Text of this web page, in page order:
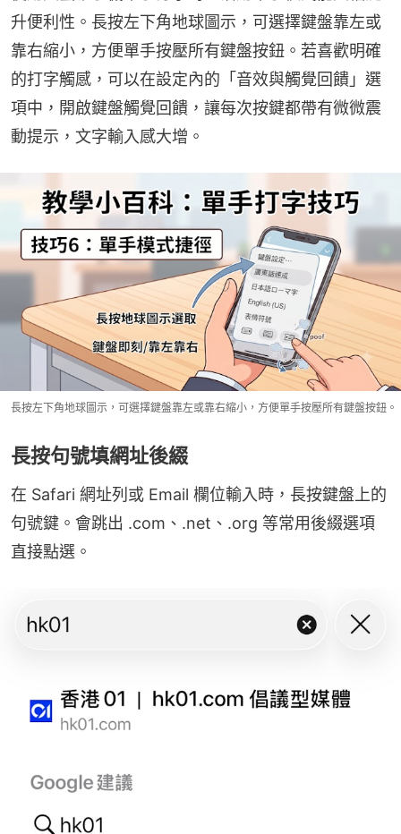
升便利性。長按左下角地球圖示，可選擇鍵盤靠左或
靠右縮小，方便單手按壓所有鍵盤按鈕。若喜歡明確
的打字觸感，可以在設定內的「音效與觸覺回饋」選
項中，開啟鍵盤觸覺回饋，讓每次按鍵都帶有微微震
動提示，文字輸入感大增。
長按左下角地球圖示，可選擇鍵盤靠左或靠右縮小，方便單手按壓所有鍵盤按鈕。
長按句號填網址後綴
在 Safari 網址列或 Email 欄位輸入時，長按鍵盤上的
句號鍵。會跳出 .com、.net、.org 等常用後綴選項
直接點選。